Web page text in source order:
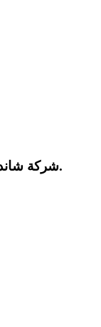
شركة شاندونغ كيهي للتكنولوجيا الحيوية المحدودة.